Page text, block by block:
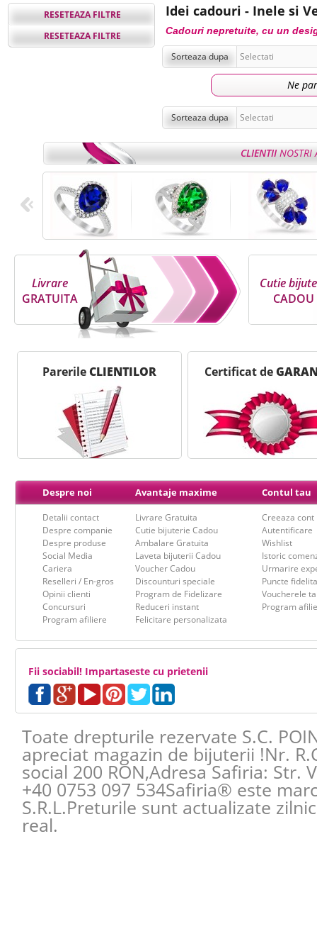
RESETEAZA FILTRE
RESETEAZA FILTRE
Idei cadouri - Inele si
Cadouri nepretuite, cu un
Sorteaza dupa
Ne
Sorteaza dupa
CLIENTIINOSTRI
Livrare
GRATUITA
Cutie
CADOU
ParerileCLIENTILOR Certificat de
Despre noi
Detalii contact
Despre companie
Despre produse
Social Media
Cariera
Reselleri / En-gros
Opinii clienti
Concursuri
Program afiliere
Avantaje maxime
Livrare Gratuita
Cutie bijuterie Cadou
Ambalare Gratuita
Laveta bijuterii Cadou
Voucher Cadou
Discounturi speciale
Program de Fidelizare
Reduceri instant
Felicitare personalizata
Contul tau
Creeaza cont
Autentificare
Wishlist
Istoric
Urmarire
Puncte
Voucherele
Program
Fii sociabil! Impartaseste cu prietenii
Toate drepturile rezervate S.C.
apreciat magazin de bijuterii !Nr.
social 200 RON,Adresa Safiria: Str.
+40 0753 097 534Safiria® este
S.R.L.Preturile sunt actualizate
real.